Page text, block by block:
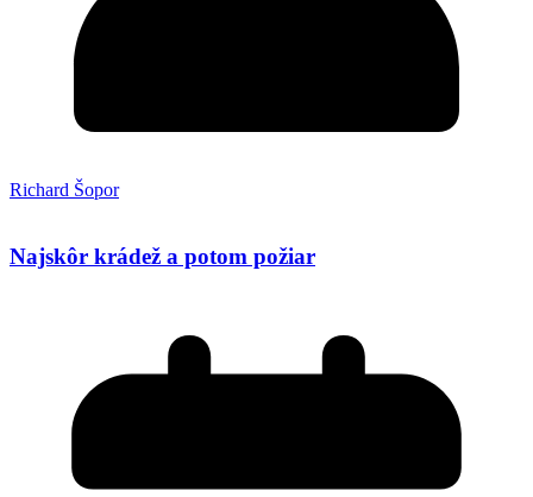
Richard Šopor
Najskôr krádež a potom požiar